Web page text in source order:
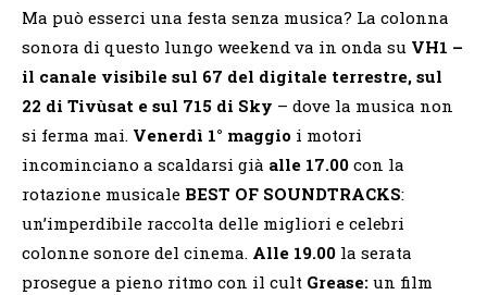
Ma può esserci una festa senza musica? La colonna
sonora di questo lungo weekend va in onda su VH1 –
il canale visibile sul 67 del digitale terrestre, sul
22 di Tivùsat e sul 715 di Sky – dove la musica non
si ferma mai. Venerdì 1° maggio i motori
incominciano a scaldarsi già alle 17.00 con la
rotazione musicale BEST OF SOUNDTRACKS:
un’imperdibile raccolta delle migliori e celebri
colonne sonore del cinema. Alle 19.00 la serata
prosegue a pieno ritmo con il cult Grease: un film